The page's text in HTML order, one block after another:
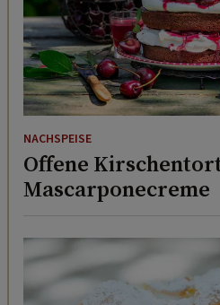
NACHSPEISE
Offene
Mascarponecreme